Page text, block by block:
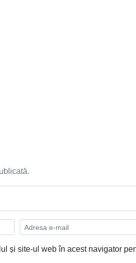
și site-ul web în acest navigator